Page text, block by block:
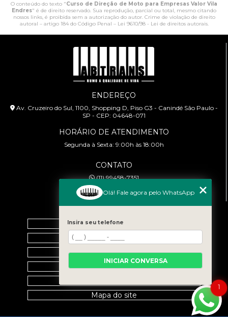
O conteúdo do texto "Curso de Direção de Moto para Empresas Valor Vila
Endres" é de direito reservado. Sua reprodução, parcial ou total, mesmo citando
nossos links, é proibida sem a autorização do autor. Crime de violação de direito
autoral – artigo 184 do Código Penal – Lei 9610/98 - Lei de direitos autorais.
ENDEREÇO
Av. Cruzeiro do Sul, 1100, Shopping D, Piso G3 - Canindé São Paulo -
SP - CEP: 04648-071
HORÁRIO DE ATENDIMENTO
Segunda à Sexta: 9:00h às 18:00h
CONTATO
(11) 99458-7351
cursoabtrans@gmail.com
Home
Empresa
Galeria
Contato
Mapa do site
1
Olá! Fale agora pelo WhatsApp
Insira seu telefone
INICIAR CONVERSA